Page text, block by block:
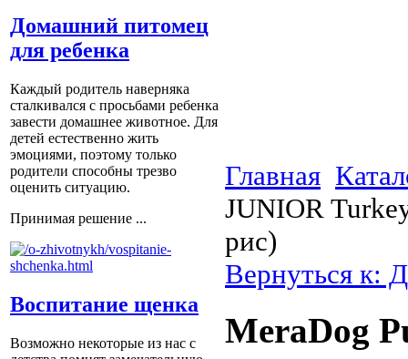
Домашний питомец
для ребенка
Каждый родитель наверняка
сталкивался с просьбами ребенка
завести домашнее животное. Для
детей естественно жить
эмоциями, поэтому только
родители способны трезво
оценить ситуацию.
Принимая решение ...
Воспитание щенка
Возможно некоторые из нас с
Главная
JUNIOR
рис)
Вернуться к:
MeraDog